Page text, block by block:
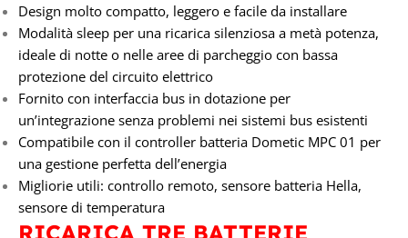
Design molto compatto, leggero e facile da installare
Modalità sleep per una ricarica silenziosa a metà potenza,
ideale di notte o nelle aree di parcheggio con bassa
protezione del circuito elettrico
Fornito con interfaccia bus in dotazione per
un’integrazione senza problemi nei sistemi bus esistenti
Compatibile con il controller batteria Dometic MPC 01 per
una gestione perfetta dell’energia
Migliorie utili: controllo remoto, sensore batteria Hella,
sensore di temperatura
RICARICA TRE BATTERIE